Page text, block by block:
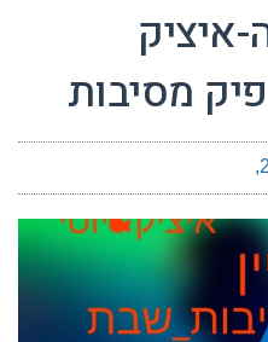
איציק
מסיבות